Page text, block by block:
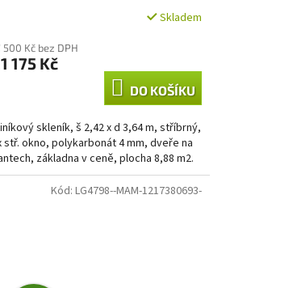
M
Skladem
500 Kč bez DPH
175 Kč
DO KOŠÍKU
skleník, š 2,42 x d 3,64 m, stříbrný,
stř. okno, polykarbonát 4 mm, dveře na
základna v ceně, plocha 8,88 m2.
Kód: LG4798--MAM-1217380693-